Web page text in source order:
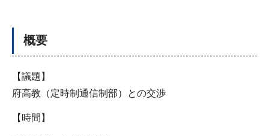
概要
【議題】
府高教（定時制通信制部）との交渉
【時間】